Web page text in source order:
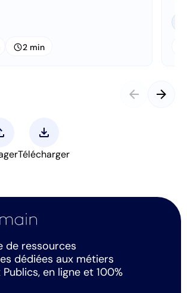
schedule2 min
arrow_back arrow_forward
download
Télécharger
de ressources
dédiées aux métiers
en ligne et 100%